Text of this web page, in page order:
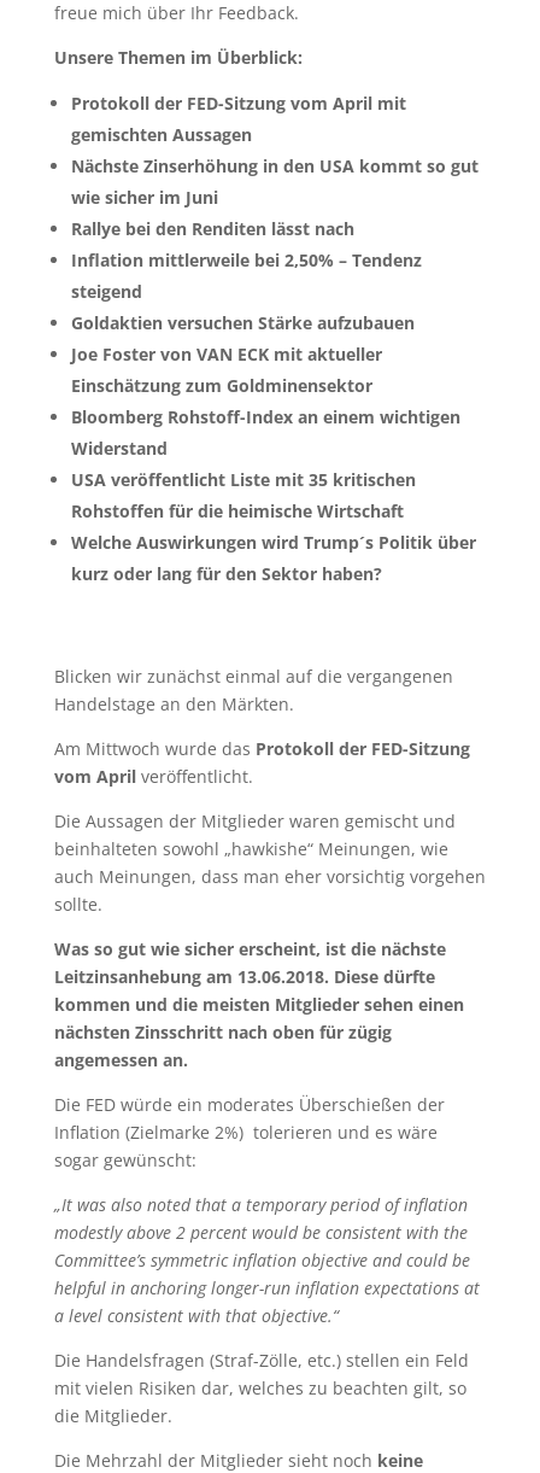
freue mich über Ihr Feedback.
Unsere Themen im Überblick:
Protokoll der FED-Sitzung vom April mit
gemischten Aussagen
Nächste Zinserhöhung in den USA kommt so gut
wie sicher im Juni
Rallye bei den Renditen lässt nach
Inflation mittlerweile bei 2,50% – Tendenz
steigend
Goldaktien versuchen Stärke aufzubauen
Joe Foster von VAN ECK mit aktueller
Einschätzung zum Goldminensektor
Bloomberg Rohstoff-Index an einem wichtigen
Widerstand
USA veröffentlicht Liste mit 35 kritischen
Rohstoffen für die heimische Wirtschaft
Welche Auswirkungen wird Trump´s Politik über
kurz oder lang für den Sektor haben?
Blicken wir zunächst einmal auf die vergangenen
Handelstage an den Märkten.
Am Mittwoch wurde das Protokoll der FED-Sitzung
vom Aprilveröffentlicht.
Die Aussagen der Mitglieder waren gemischt und
beinhalteten sowohl „hawkishe“ Meinungen, wie
auch Meinungen, dass man eher vorsichtig vorgehen
sollte.
Was so gut wie sicher erscheint, ist die nächste
Leitzinsanhebung am 13.06.2018. Diese dürfte
kommen und die meisten Mitglieder sehen einen
nächsten Zinsschritt nach oben für zügig
angemessen an.
Die FED würde ein moderates Überschießen der
Inflation (Zielmarke 2%) tolerieren und es wäre
sogar gewünscht:
„It was also noted that a temporary period of inflation
modestly above 2 percent would be consistent with the
Committee’s symmetric inflation objective and could be
helpful in anchoring longer-run inflation expectations at
a level consistent with that objective.“
Die Handelsfragen (Straf-Zölle, etc.) stellen ein Feld
mit vielen Risiken dar, welches zu beachten gilt, so
die Mitglieder.
Die Mehrzahl der Mitglieder sieht noch keine